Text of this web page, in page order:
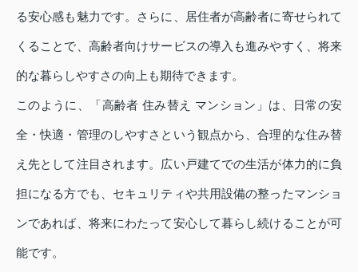
る安心感も魅力です。さらに、居住者が高齢者に寄せられて
くることで、高齢者向けサービスの導入も進みやすく、将来
的な暮らしやすさの向上も期待できます。
このように、「高齢者 住み替え マンション」は、日常の安
全・快適・管理のしやすさという観点から、合理的な住み替
え先として注目されます。広い戸建てでの生活が体力的に負
担になる方でも、セキュリティや共用設備の整ったマンショ
ンであれば、将来にわたって安心して暮らし続けることが可
能です。